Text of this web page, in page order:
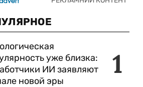
1
уже близка:
ИИ заявляют
новой эры